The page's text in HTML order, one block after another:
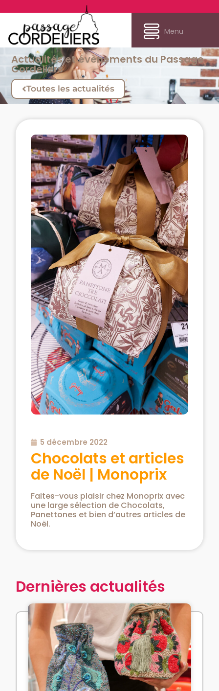
Menu
Actualités et évènements du Passage
Cordeliers
Toutes les actualités
5 décembre 2022
Chocolats et articles
de Noël | Monoprix
Faites-vous plaisir chez Monoprix avec
une large sélection de Chocolats,
Panettones et bien d’autres articles de
Noël.
Dernières actualités